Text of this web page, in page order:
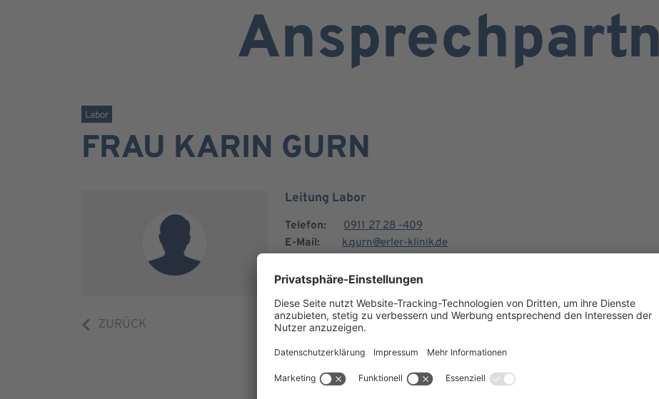
Labor
FRAU KARIN GURN
Leitung Labor
Telefon:
0911 27 28 -409
E-Mail:
k.gurn@erler-klinik.de
ZURÜCK